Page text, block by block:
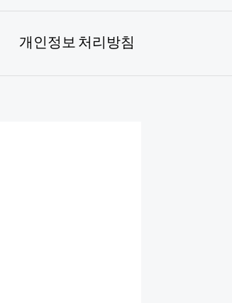
개인정보 처리방침